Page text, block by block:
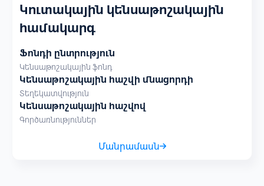
Կուտակային կենսաթոշակային
համակարգ
Ֆոնդի ընտրություն
Կենսաթոշակային ֆոնդ
Կենսաթոշակային հաշվի մնացորդի
Տեղեկատվություն
Կենսաթոշակային հաշվով
Գործառնություններ
Մանրամասն